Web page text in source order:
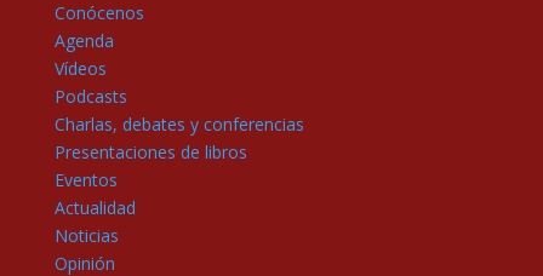
Conócenos
Agenda
Vídeos
Podcasts
Charlas, debates y conferencias
Presentaciones de libros
Eventos
Actualidad
Noticias
Opinión